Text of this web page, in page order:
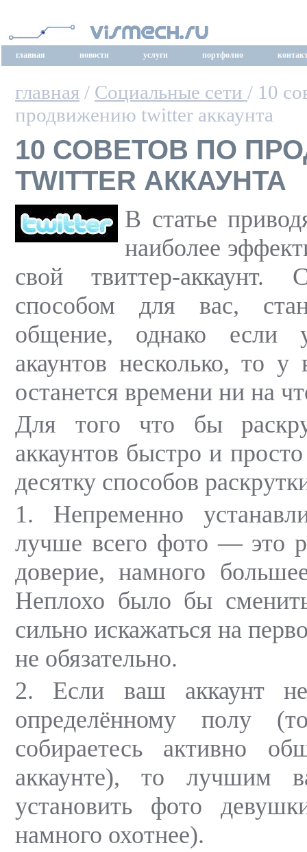
главная новости услуги портфолио
главная / Социальные сети / 10
продвижению twitter аккаунта
10 СОВЕТОВ ПО
TWITTER АККАУНТА
В статье
наиболее
свой твиттер-
способом для вас,
общение, однако если
акаунтов несколько, то у
останется времени ни на
Для того что бы
аккаунтов быстро и
десятку способов
1. Непременно
лучше всего фото — это
доверие, намного
Неплохо было бы
сильно искажаться на
не обязательно.
2. Если ваш аккаунт
определённому полу
собираетесь активно
аккаунте), то лучшим
установить фото
намного охотнее).